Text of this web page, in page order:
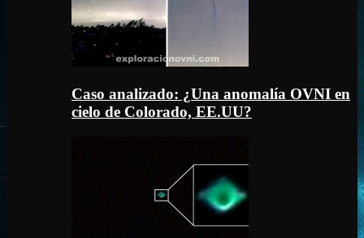
Caso analizado: ¿Una anomalía OVNI en
cielo de Colorado, EE.UU?